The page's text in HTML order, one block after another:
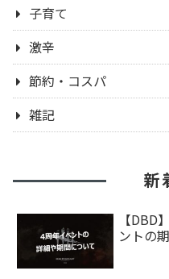
子育て
激辛
節約・コスパ
雑記
新
【DBD
ントの